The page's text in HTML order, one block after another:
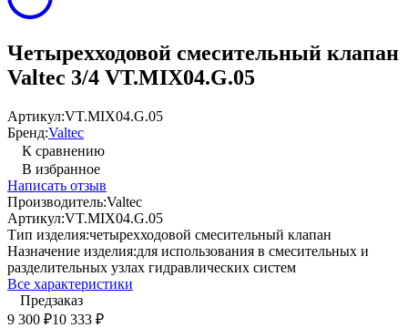
Четырехходовой смесительный клапан
Valtec 3/4 VT.MIX04.G.05
Артикул:VT.MIX04.G.05
Бренд:Valtec
К сравнению
В избранное
Написать отзыв
Производитель:Valtec
Артикул:VT.MIX04.G.05
Тип изделия:четырехходовой смесительный клапан
Назначение изделия:для использования в смесительных и
разделительных узлах гидравлических систем
Все характеристики
Предзаказ
9 300 ₽10 333 ₽